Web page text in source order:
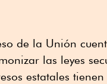
de la Unión
las leyes
estatales